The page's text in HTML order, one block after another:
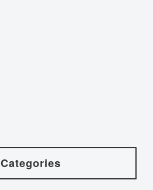
Categories